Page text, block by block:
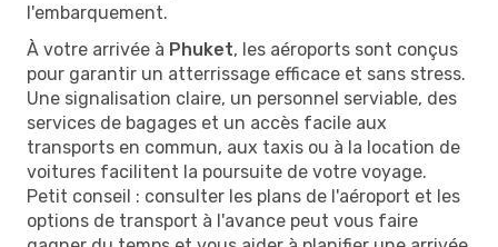
l'embarquement.
À votre arrivée à Phuket, les aéroports sont conçus
pour garantir un atterrissage efficace et sans stress.
Une signalisation claire, un personnel serviable, des
services de bagages et un accès facile aux
transports en commun, aux taxis ou à la location de
voitures facilitent la poursuite de votre voyage.
Petit conseil : consulter les plans de l'aéroport et les
options de transport à l'avance peut vous faire